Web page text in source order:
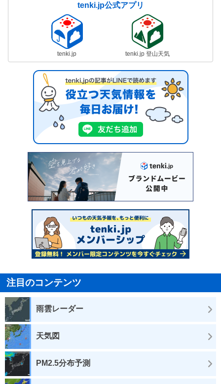
tenki.jp公式アプリ
tenki.jp tenki.jp 登山天気
注目のコンテンツ
雨雲レーダー
天気図
PM2.5分布予測